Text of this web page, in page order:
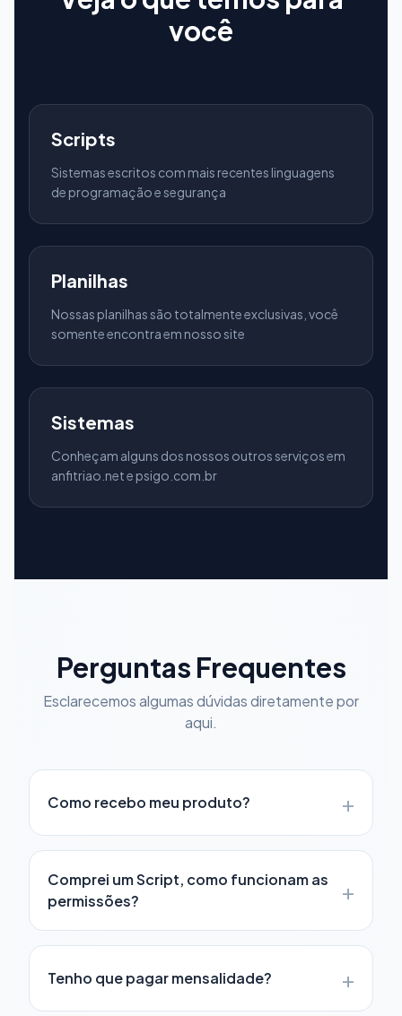
você
Scripts
Sistemas escritos com mais recentes linguagens
de programação e segurança
Planilhas
Nossas planilhas são totalmente exclusivas, você
somente encontra em nosso site
Sistemas
Conheçam alguns dos nossos outros serviços em
anfitriao.net e psigo.com.br
Perguntas Frequentes
Esclarecemos algumas dúvidas diretamente por
aqui.
Como recebo meu produto? +
Comprei um Script, como funcionam as
permissões?
+
Tenho que pagar mensalidade? +